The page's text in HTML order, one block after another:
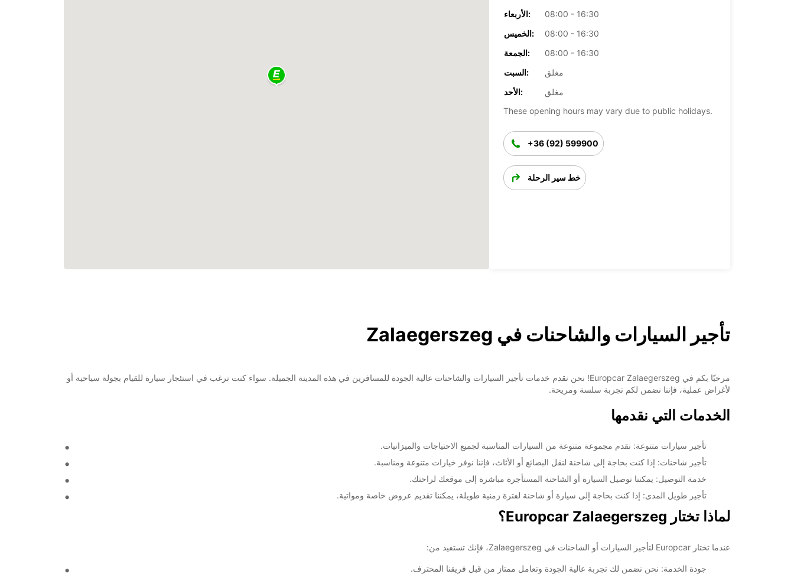
الأربعاء:
08:00 - 16:30
الخميس:
08:00 - 16:30
الجمعة:
08:00 - 16:30
السبت:
مغلق
الأحد:
مغلق
These opening hours may vary due to public holidays.
+36 (92) 599900
خط سير الرحلة
تأجير السيارات والشاحنات في Zalaegerszeg
مرحبًا بكم في Europcar Zalaegerszeg! نحن نقدم خدمات تأجير السيارات والشاحنات عالية الجودة للمسافرين في هذه المدينة الجميلة. سواء كنت ترغب في استئجار سيارة للقيام بجولة سياحية أو
لأغراض عملية، فإننا نضمن لكم تجربة سلسة ومريحة.
الخدمات التي نقدمها
تأجير سيارات متنوعة: نقدم مجموعة متنوعة من السيارات المناسبة لجميع الاحتياجات والميزانيات.
تأجير شاحنات: إذا كنت بحاجة إلى شاحنة لنقل البضائع أو الأثاث، فإننا نوفر خيارات متنوعة ومناسبة.
خدمة التوصيل: يمكننا توصيل السيارة أو الشاحنة المستأجرة مباشرة إلى موقعك لراحتك.
تأجير طويل المدى: إذا كنت بحاجة إلى سيارة أو شاحنة لفترة زمنية طويلة، يمكننا تقديم عروض خاصة ومواتية.
لماذا تختار Europcar Zalaegerszeg؟
عندما تختار Europcar لتأجير السيارات أو الشاحنات في Zalaegerszeg، فإنك تستفيد من:
جودة الخدمة: نحن نضمن لك تجربة عالية الجودة وتعامل ممتاز من قبل فريقنا المحترف.